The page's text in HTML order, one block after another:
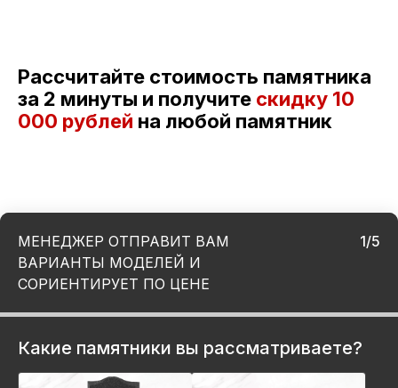
Рассчитайте стоимость памятника
за 2 минуты и получите скидку 10
000 рублей на любой памятник
МЕНЕДЖЕР ОТПРАВИТ ВАМ
ВАРИАНТЫ МОДЕЛЕЙ И
СОРИЕНТИРУЕТ ПО ЦЕНЕ
1/5
Какие памятники вы рассматриваете?